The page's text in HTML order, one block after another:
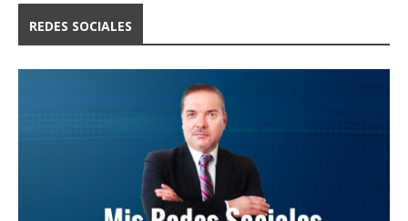
REDES SOCIALES